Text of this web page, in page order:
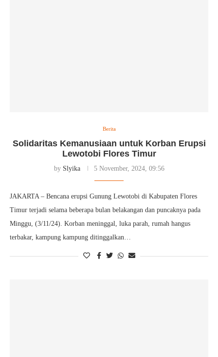
Berita
Solidaritas Kemanusiaan untuk Korban Erupsi
Lewotobi Flores Timur
by Slyika 5 November, 2024, 09:56
JAKARTA – Bencana erupsi Gunung Lewotobi di Kabupaten Flores
Timur terjadi selama beberapa bulan belakangan dan puncaknya pada
Minggu, (3/11/24). Korban meninggal, luka parah, rumah hangus
terbakar, kampung kampung ditinggalkan…